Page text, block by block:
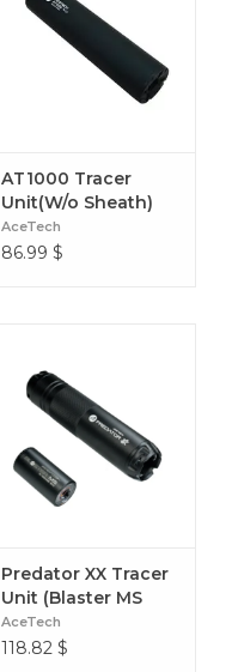
AT1000 Tracer
Unit(W/o Sheath)
AceTech
86.99 $
Predator XX Tracer
Unit (Blaster MS
Module)
AceTech
118.82 $